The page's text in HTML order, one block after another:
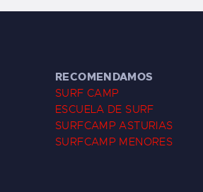
RECOMENDAMOS
SURF CAMP
ESCUELA DE SURF
SURFCAMP ASTURIAS
SURFCAMP MENORES